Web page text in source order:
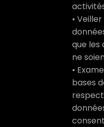
•
que les
ne
•
bases